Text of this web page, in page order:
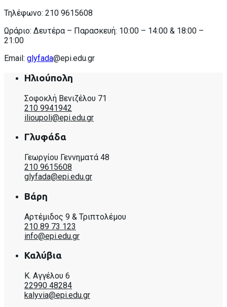
Τηλέφωνο: 210 9615608
Ωράριο: Δευτέρα – Παρασκευή: 10:00 – 14:00 & 18:00 –
21:00
Email: glyfada@epi.edu.gr
Ηλιούπολη
Σοφοκλή Βενιζέλου 71
210 9941942
ilioupoli@epi.edu.gr
Γλυφάδα
Γεωργίου Γεννηματά 48
210 9615608
glyfada@epi.edu.gr
Βάρη
Αρτέμιδος 9 & Τριπτολέμου
210 89 73 123
info@epi.edu.gr
Καλύβια
Κ. Αγγέλου 6
22990 48284
kalyvia@epi.edu.gr